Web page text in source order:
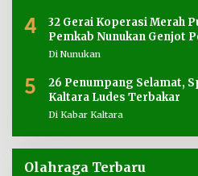
4
32 Gerai Koperasi Merah
Pemkab Nunukan Genjot
Di Nunukan
5
26 Penumpang Selamat,
Kaltara Ludes Terbakar
Di Kabar Kaltara
Olahraga Terbaru